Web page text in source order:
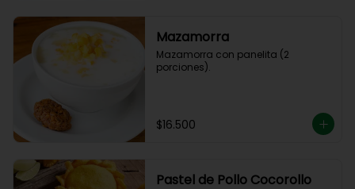
Mazamorra
Mazamorra con panelita (2
porciones).
$16.500
Pastel de Pollo Cocorollo